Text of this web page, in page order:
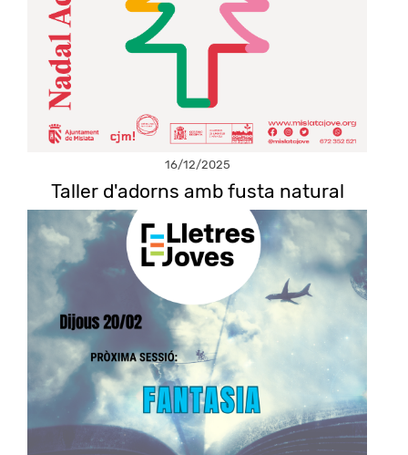
16/12/2025
Taller d'adorns amb fusta natural